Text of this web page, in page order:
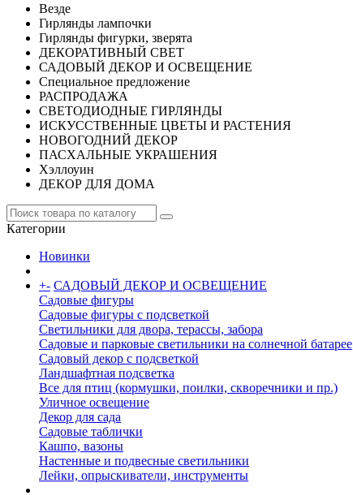
Везде
Гирлянды лампочки
Гирлянды фигурки, зверята
ДЕКОРАТИВНЫЙ СВЕТ
САДОВЫЙ ДЕКОР И ОСВЕЩЕНИЕ
Специальное предложение
РАСПРОДАЖА
СВЕТОДИОДНЫЕ ГИРЛЯНДЫ
ИСКУССТВЕННЫЕ ЦВЕТЫ И РАСТЕНИЯ
НОВОГОДНИЙ ДЕКОР
ПАСХАЛЬНЫЕ УКРАШЕНИЯ
Хэллоуин
ДЕКОР ДЛЯ ДОМА
Категории
Новинки
+- САДОВЫЙ ДЕКОР И ОСВЕЩЕНИЕ
Садовые фигуры
Садовые фигуры с подсветкой
Светильники для двора, терассы, забора
Садовые и парковые светильники на солнечной батарее
Садовый декор с подсветкой
Ландшафтная подсветка
Все для птиц (кормушки, поилки, скворечники и пр.)
Уличное освещение
Декор для сада
Садовые таблички
Кашпо, вазоны
Настенные и подвесные светильники
Лейки, опрыскиватели, инструменты